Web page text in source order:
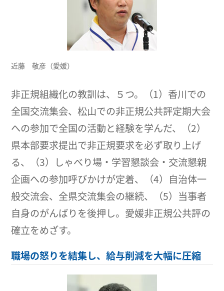
近藤 敬彦（愛媛）
非正規組織化の教訓は、５つ。（1）香川での
全国交流集会、松山での非正規公共評定期大会
への参加で全国の活動と経験を学んだ、（2）
県本部要求提出で非正規要求を必ず取り上げ
る、（3）しゃべり場・学習懇談会・交流懇親
企画への参加呼びかけが定着、（4）自治体一
般交流会、全県交流集会の継続、（5）当事者
自身のがんばりを後押し。愛媛非正規公共評の
確立をめざす。
職場の怒りを結集し、給与削減を大幅に圧縮